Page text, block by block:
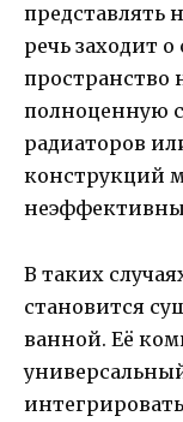
представлять
речь заходит
пространство
полноценную
радиаторов
конструкций
В таких
становится
ванной. Её